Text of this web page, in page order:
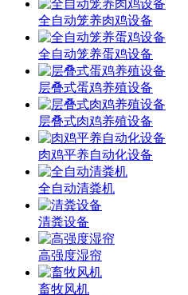
全自动笼养肉鸡设备
全自动笼养蛋鸡设备
层叠式蛋鸡养殖设备
层叠式肉鸡养殖设备
肉鸡平养自动化设备
全自动清粪机
清粪设备
高强度湿帘
畜牧风机